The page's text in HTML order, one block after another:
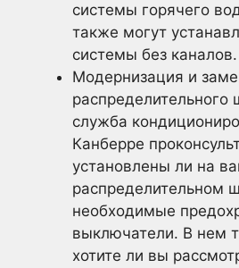
системы горячего
также могут
системы без каналов.
Модернизация и
служба
Канберре
установлены ли на
распределительном
необходимые
выключатели. В нем
хотите ли вы